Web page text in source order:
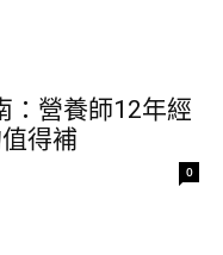
：營養師12年經
得補
0